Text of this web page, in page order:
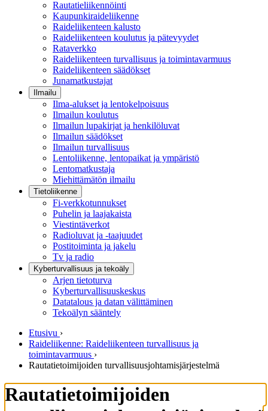
Rautatieliikennöinti
Kaupunkiraideliikenne
Raideliikenteen kalusto
Raideliikenteen koulutus ja pätevyydet
Rataverkko
Raideliikenteen turvallisuus ja toimintavarmuus
Raideliikenteen säädökset
Junamatkustajat
Ilmailu
Ilma-alukset ja lentokelpoisuus
Ilmailun koulutus
Ilmailun lupakirjat ja henkilöluvat
Ilmailun säädökset
Ilmailun turvallisuus
Lentoliikenne, lentopaikat ja ympäristö
Lentomatkustaja
Miehittämätön ilmailu
Tietoliikenne
Fi-verkkotunnukset
Puhelin ja laajakaista
Viestintäverkot
Radioluvat ja -taajuudet
Postitoiminta ja jakelu
Tv ja radio
Kyberturvallisuus ja tekoäly
Arjen tietoturva
Kyberturvallisuuskeskus
Datatalous ja datan välittäminen
Tekoälyn sääntely
Etusivu ›
Raideliikenne: Raideliikenteen turvallisuus ja
toimintavarmuus ›
Rautatietoimijoiden turvallisuusjohtamisjärjestelmä
Rautatietoimijoiden